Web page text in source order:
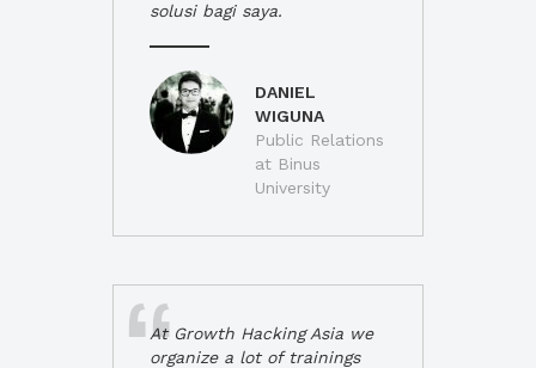
solusi bagi saya.
DANIEL
WIGUNA
Public Relations
at Binus
University
At Growth Hacking Asia we
organize a lot of trainings